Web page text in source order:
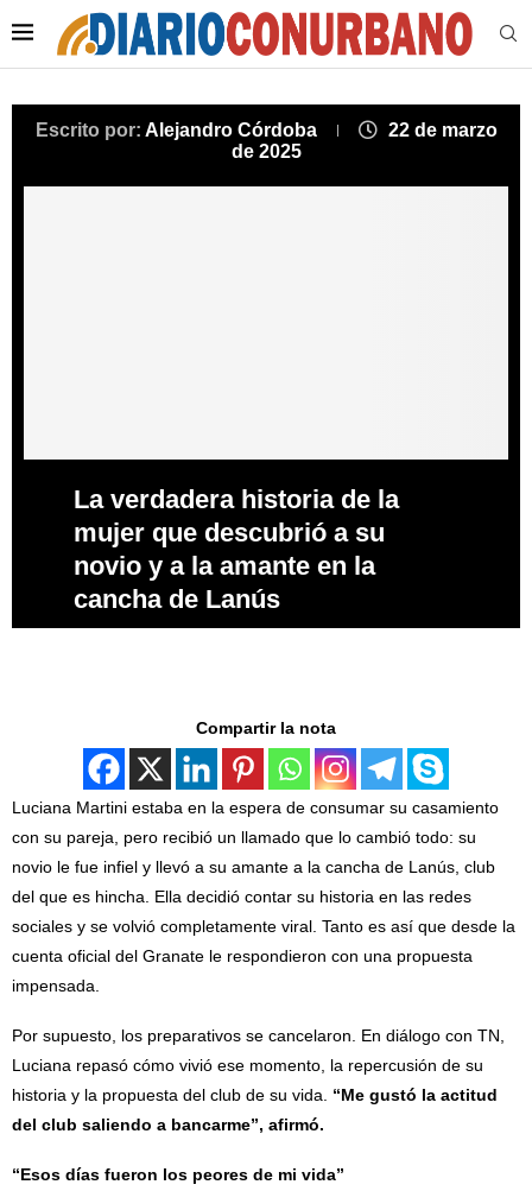
Escrito por: Alejandro Córdoba
22 de marzo
de 2025
La verdadera historia de la
mujer que descubrió a su
novio y a la amante en la
cancha de Lanús
Compartir la nota
Luciana Martini estaba en la espera de consumar su casamiento
con su pareja, pero recibió un llamado que lo cambió todo: su
novio le fue infiel y llevó a su amante a la cancha de Lanús, club
del que es hincha. Ella decidió contar su historia en las redes
sociales y se volvió completamente viral. Tanto es así que desde la
cuenta oficial del Granate le respondieron con una propuesta
impensada.
Por supuesto, los preparativos se cancelaron. En diálogo con TN,
Luciana repasó cómo vivió ese momento, la repercusión de su
historia y la propuesta del club de su vida. “Me gustó la actitud
del club saliendo a bancarme”, afirmó.
“Esos días fueron los peores de mi vida”